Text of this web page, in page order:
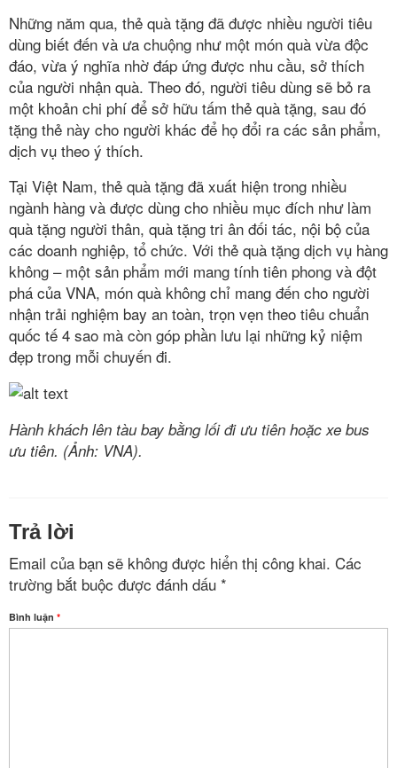
Những năm qua, thẻ quà tặng đã được nhiều người tiêu
dùng biết đến và ưa chuộng như một món quà vừa độc
đáo, vừa ý nghĩa nhờ đáp ứng được nhu cầu, sở thích
của người nhận quà. Theo đó, người tiêu dùng sẽ bỏ ra
một khoản chi phí để sở hữu tấm thẻ quà tặng, sau đó
tặng thẻ này cho người khác để họ đổi ra các sản phẩm,
dịch vụ theo ý thích.
Tại Việt Nam, thẻ quà tặng đã xuất hiện trong nhiều
ngành hàng và được dùng cho nhiều mục đích như làm
quà tặng người thân, quà tặng tri ân đối tác, nội bộ của
các doanh nghiệp, tổ chức. Với thẻ quà tặng dịch vụ hàng
không – một sản phẩm mới mang tính tiên phong và đột
phá của VNA, món quà không chỉ mang đến cho người
nhận trải nghiệm bay an toàn, trọn vẹn theo tiêu chuẩn
quốc tế 4 sao mà còn góp phần lưu lại những kỷ niệm
đẹp trong mỗi chuyến đi.
Hành khách lên tàu bay bằng lối đi ưu tiên hoặc xe bus
ưu tiên. (Ảnh: VNA).
Trả lời
Email của bạn sẽ không được hiển thị công khai. Các
trường bắt buộc được đánh dấu *
Bình luận *